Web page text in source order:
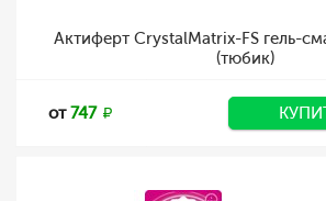
Актиферт CrystalMatrix-FS гель-
(тюбик)
от747